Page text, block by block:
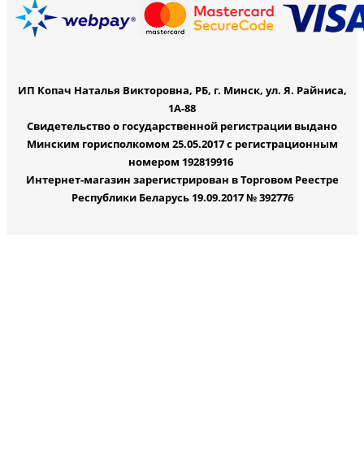
ИП Копач Наталья Викторовна, РБ, г. Минск, ул. Я. Райниса,
1А-88
Свидетельство о государственной регистрации выдано
Минским горисполкомом 25.05.2017 с регистрационным
номером 192819916
Интернет-магазин зарегистрирован в Торговом Реестре
Республики Беларусь 19.09.2017 № 392776